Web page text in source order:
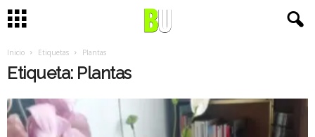
Inicio Etiquetas Plantas
Etiqueta: Plantas